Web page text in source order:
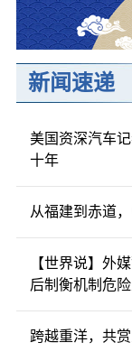
新闻速递
美国资深汽车
十年
从福建到赤道
【世界说】外
后制衡机制危
跨越重洋，共